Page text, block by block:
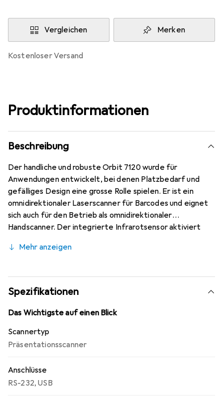
Vergleichen Merken
kostenloser Versand
Produktinformationen
Beschreibung
Der handliche und robuste Orbit 7120 wurde für
Anwendungen entwickelt, bei denen Platzbedarf und
gefälliges Design eine grosse Rolle spielen. Er ist ein
omnidirektionaler Laserscanner für Barcodes und eignet
sich auch für den Betrieb als omnidirektionaler
Handscanner. Der integrierte Infrarotsensor aktiviert
Scanbereich gehalten wird. Die hohe Scanrate von 1.120
zwei von vielen Eigenschaften, die den Orbit 7120 zum
idealen Scanner für Kassensysteme im Handel machen.
Mehr anzeigen
Spezifikationen
Das Wichtigste auf einen Blick
Scannertyp
Präsentationsscanner
Anschlüsse
RS-232,USB